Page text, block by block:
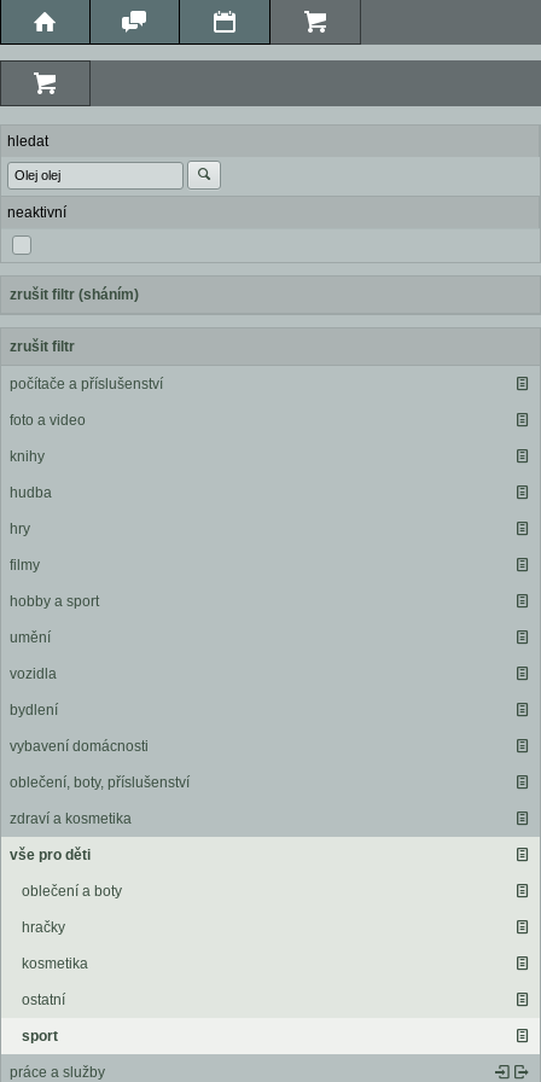
hledat
neaktivní
zrušit filtr (sháním)
zrušit filtr
počítače a příslušenství
foto a video
knihy
hudba
hry
filmy
hobby a sport
umění
vozidla
bydlení
vybavení domácnosti
oblečení, boty, příslušenství
zdraví a kosmetika
vše pro děti
oblečení a boty
hračky
kosmetika
ostatní
sport
práce a služby